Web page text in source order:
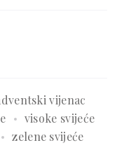
vijenac
visoke svijeće
zelene svijeće